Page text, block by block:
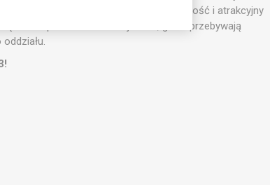
na papierze kredowym zapewnia trwałość i atrakcyjny
do eksponowania w miejscach, gdzie przebywają